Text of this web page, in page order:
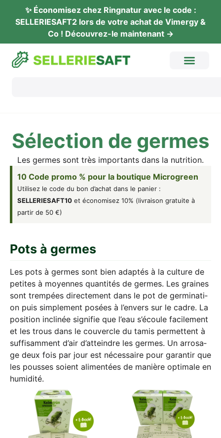
✨ Éco­no­mi­sez chez Ring­na­tur avec le code :
SELLERIESAFT2 lors de vot­re achat de Vimer­gy &
Co ! Décou­vrez-le maintenant →
Sélec­tion de germes
Les ger­mes sont très importants dans la nutrition.
10 Code pro­mo % pour la bou­tique Microgreen
Uti­li­sez le code du bon d’achat dans le panier :
SELLERIESAFT10 et éco­no­mi­sez 10% (liv­rai­son gra­tuite à
par­tir de 50 €)
Pots à germes
Les pots à ger­mes sont bien adap­tés à la cul­tu­re de
peti­tes à moy­ennes quan­ti­tés de ger­mes. Les grai­nes
sont trem­pées direc­te­ment dans le pot de ger­mi­na­ti­
on puis sim­ple­ment posées à l’en­vers sur le cad­re. La
posi­ti­on incli­née signi­fie que l’eau s’é­coule faci­le­ment
et les trous dans le cou­ver­cle du tamis per­met­tent à
suf­fi­sam­ment d’air d’att­eind­re les ger­mes. Un arro­sa­
ge deux fois par jour est néces­saire pour garan­tir que
les pous­ses soi­ent ali­men­tées de maniè­re opti­ma­le en
humidité.